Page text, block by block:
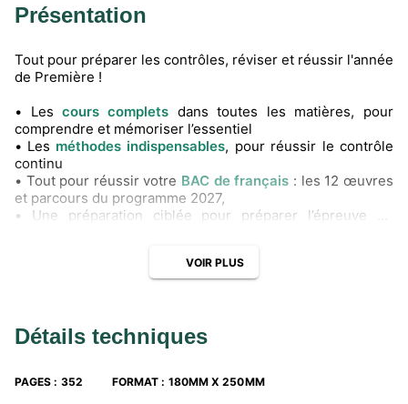
Présentation
Tout pour préparer les contrôles, réviser et réussir l'année
de Première !
• Les cours complets dans toutes les matières, pour
comprendre et mémoriser l’essentiel
• Les méthodes indispensables, pour réussir le contrôle
continu
• Tout pour réussir votre BAC de français : les 12 œuvres
et parcours du programme 2027,
• Une préparation ciblée pour préparer l’épreuve de
pour réussir le commentaire, la contraction de texte,
l'essai et l’épreuve orale
VOIR PLUS
Détails techniques
PAGES : 352 FORMAT : 180MM X 250MM